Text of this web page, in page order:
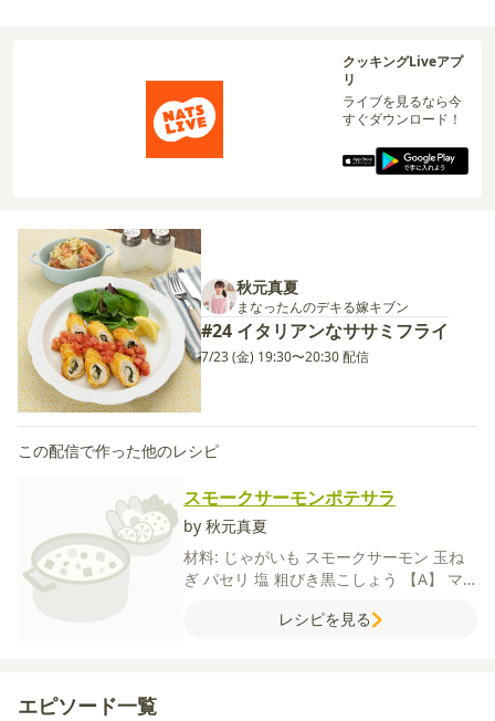
クッキングLiveアプ
リ
ライブを見るなら今
すぐダウンロード！
秋元真夏
まなったんのデキる嫁キブン
#24 イタリアンなササミフライ
7/23 (金) 19:30〜20:30 配信
この配信で作った他のレシピ
スモークサーモンポテサラ
by 秋元真夏
材料: じゃがいも スモークサーモン 玉ね
ぎ パセリ 塩 粗びき黒こしょう 【A】 マ
レシピを見る
エピソード一覧